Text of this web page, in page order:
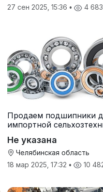
27 сен 2025, 15:36 • 4 683
Продаем подшипники
импортной
Не указана
Челябинская область
18 мар 2025, 17:32 • 10